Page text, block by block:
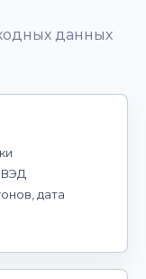
данных
ВЭД
дата